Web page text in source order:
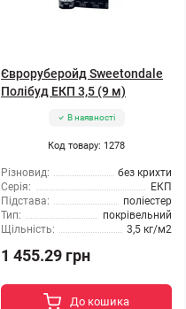
Євроруберойд Sweetondale
Полібуд ЕКП 3,5 (9 м)
В наявності
Код товару: 1278
Різновид:
без крихти
Серія:
ЕКП
Підстава:
поліестер
Тип:
покрівельний
Щільність:
3,5 кг/м2
1 455.29 грн
До кошика